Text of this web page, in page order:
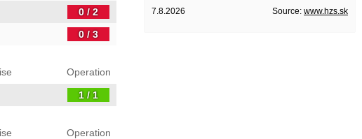
0 / 2
0 / 3
Operation
1 / 1
Operation
7.8.2026 Source: www.hzs.sk